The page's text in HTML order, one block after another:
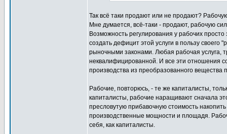
Так всё таки продают или не продают?
Мне думается, всё-таки - продают, рабочую
Возможность регулирования у рабочих
создать дефицит этой услуги в пользу своего
рыночными законами. Любая рабочая услуга,
неквалифицированной. И все эти отношения
производства из преобразованного вещества
Рабочие, повторюсь, - те же капиталисты,
капиталисты, рабочие наращивают сначала
пресловутую прибавочную стоимость
производственные мощности и площадя.
себя, как капиталисты.